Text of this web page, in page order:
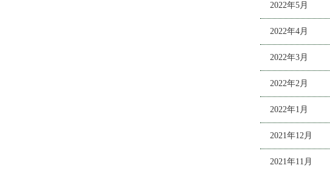
2022年5月
2022年4月
2022年3月
2022年2月
2022年1月
2021年12月
2021年11月